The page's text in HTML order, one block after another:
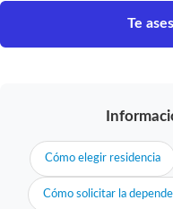
Te
Cómo elegir residencia
Cómo solicitar la